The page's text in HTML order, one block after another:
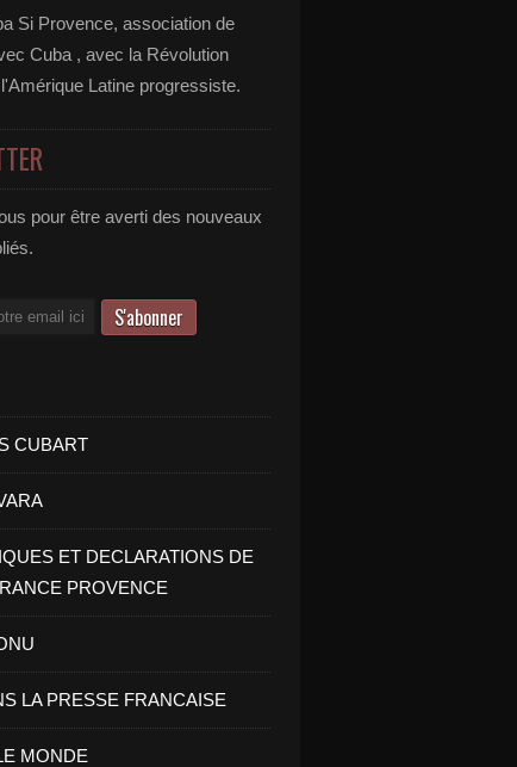
Si Provence, association de
Cuba , avec la Révolution
Latine progressiste.
pour être averti des nouveaux
CUBART
ET DECLARATIONS DE
PROVENCE
LA PRESSE FRANCAISE
MONDE